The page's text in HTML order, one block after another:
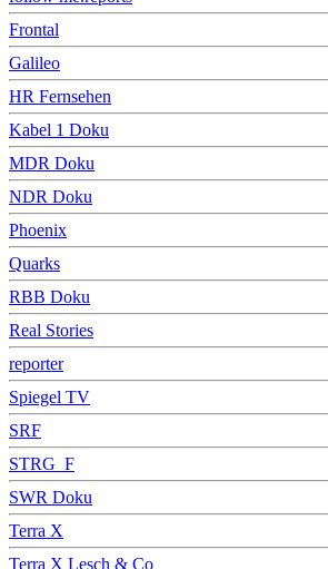
Frontal
Galileo
HR Fernsehen
Kabel 1 Doku
MDR Doku
NDR Doku
Phoenix
Quarks
RBB Doku
Real Stories
reporter
Spiegel TV
SRF
STRG_F
SWR Doku
Terra X
Terra X Lesch & Co